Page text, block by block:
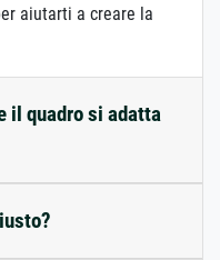
aiutarti a creare la
il quadro si adatta